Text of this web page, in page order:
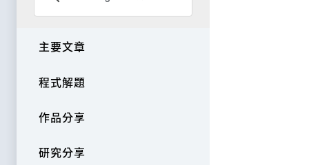
主要文章
程式解題
作品分享
研究分享